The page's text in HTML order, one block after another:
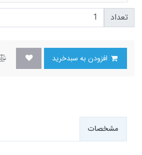
تعداد
مشخصات